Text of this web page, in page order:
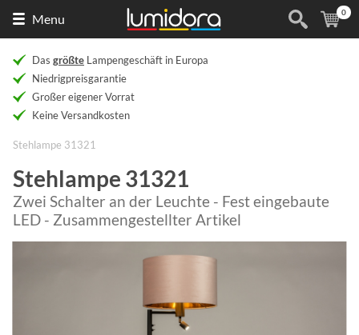
Menu (
0
Das größte Lampengeschäft in Europa
Niedrigpreisgarantie
Großer eigener Vorrat
Keine Versandkosten
Stehlampe 31321
Stehlampe 31321
Zwei Schalter an der Leuchte - Fest eingebaute
LED - Zusammengestellter Artikel